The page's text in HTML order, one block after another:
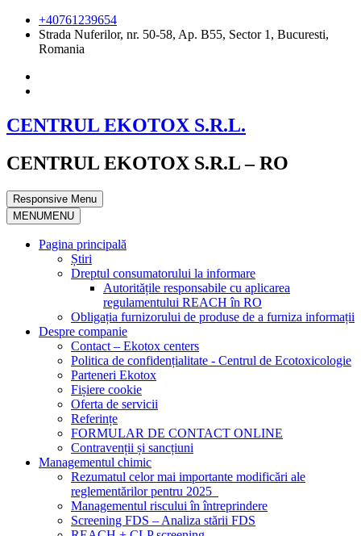
+40761239654
Strada Nuferilor, nr. 50-58, Ap. B55, Sector 1, Bucuresti,
Romania
CENTRUL EKOTOX S.R.L.
CENTRUL EKOTOX S.R.L – RO
Responsive Menu
MENUMENU
Pagina principală
Știri
Dreptul consumatorului la informare
Autoritățile responsabile cu aplicarea
regulamentului REACH în RO
Obligația furnizorului de produse de a furniza informații
Despre companie
Contact – Ekotox centers
Politica de confidențialitate - Centrul de Ecotoxicologie
Parteneri Ekotox
Fișiere cookie
Oferta de servicii
Referințe
FORMULAR DE CONTACT ONLINE
Contravenții și sancțiuni
Managementul chimic
Rezumatul celor mai importante modificări ale
reglementărilor pentru 2025
Managementul riscului în întreprindere
Screening FDS – Analiza stării FDS